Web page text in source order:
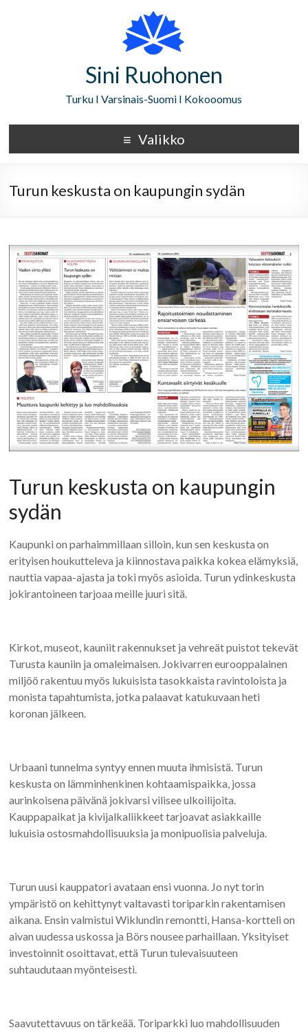
Sini Ruohonen
Turku I Varsinais-Suomi I Kokooomus
Valikko
Turun keskusta on kaupungin sydän
Turun keskusta on kaupungin
sydän
Kaupunki on parhaimmillaan silloin, kun sen keskusta on
erityisen houkutteleva ja kiinnostava paikka kokea elämyksiä,
nauttia vapaa-ajasta ja toki myös asioida. Turun ydinkeskusta
jokirantoineen tarjoaa meille juuri sitä.
Kirkot, museot, kauniit rakennukset ja vehreät puistot tekevät
Turusta kauniin ja omaleimaisen. Jokivarren eurooppalainen
miljöö rakentuu myös lukuisista tasokkaista ravintoloista ja
monista tapahtumista, jotka palaavat katukuvaan heti
koronan jälkeen.
Urbaani tunnelma syntyy ennen muuta ihmisistä. Turun
keskusta on lämminhenkinen kohtaamispaikka, jossa
aurinkoisena päivänä jokivarsi vilisee ulkoilijoita.
Kauppapaikat ja kivijalkaliikkeet tarjoavat asiakkaille
lukuisia ostosmahdollisuuksia ja monipuolisia palveluja.
Turun uusi kauppatori avataan ensi vuonna. Jo nyt torin
ympäristö on kehittynyt valtavasti toriparkin rakentamisen
aikana. Ensin valmistui Wiklundin remontti, Hansa-kortteli on
aivan uudessa uskossa ja Börs nousee parhaillaan. Yksityiset
investoinnit osoittavat, että Turun tulevaisuuteen
suhtaudutaan myönteisesti.
Saavutettavuus on tärkeää. Toriparkki luo mahdollisuuden